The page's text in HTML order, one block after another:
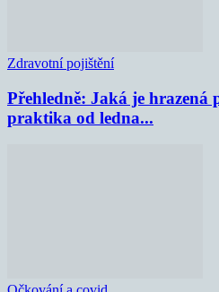
Zdravotní pojištění
Přehledně: Jaká je hrazená
praktika od ledna...